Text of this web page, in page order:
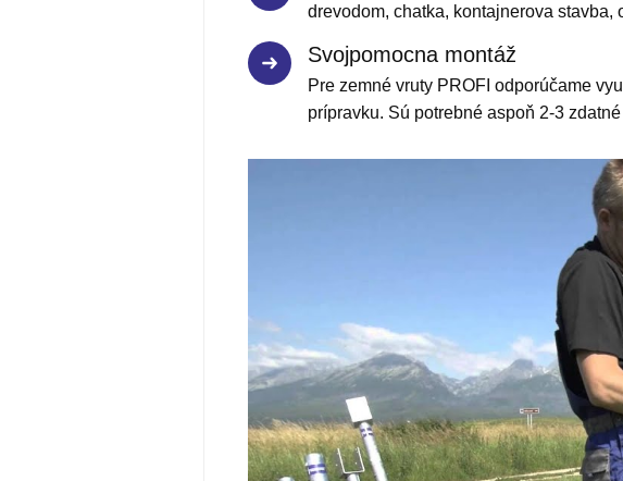
drevodom, chatka, kontajnerova
Svojpomocna montáž
Pre zemné vruty PROFI odporúčame
prípravku. Sú potrebné aspoň 2-3 zdatné